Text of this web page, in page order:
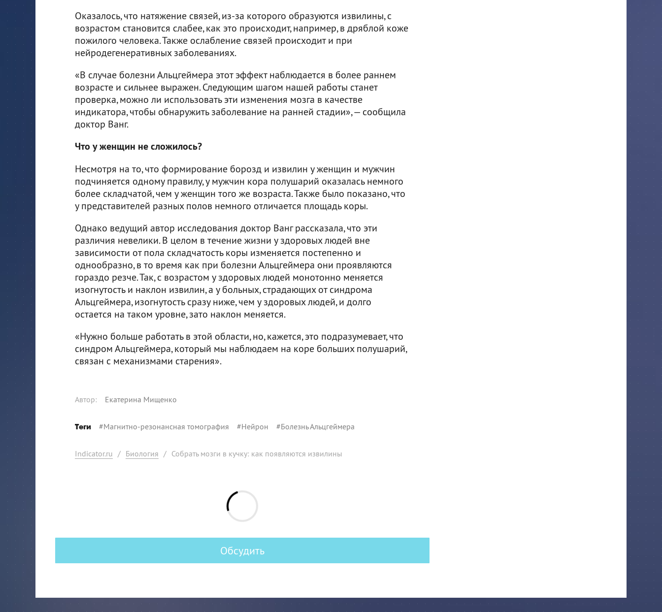
Оказалось, что натяжение связей, из-за которого образуются извилины, с
возрастом становится слабее, как это происходит, например, в дряблой коже
пожилого человека. Также ослабление связей происходит и при
нейродегенеративных заболеваниях.
«В случае болезни Альцгеймера этот эффект наблюдается в более раннем
возрасте и сильнее выражен. Следующим шагом нашей работы станет
проверка, можно ли использовать эти изменения мозга в качестве
индикатора, чтобы обнаружить заболевание на ранней стадии», — сообщила
доктор Ванг.
Что у женщин не сложилось?
Несмотря на то, что формирование борозд и извилин у женщин и мужчин
подчиняется одному правилу, у мужчин кора полушарий оказалась немного
более складчатой, чем у женщин того же возраста. Также было показано, что
у представителей разных полов немного отличается площадь коры.
Однако ведущий автор исследования доктор Ванг рассказала, что эти
различия невелики. В целом в течение жизни у здоровых людей вне
зависимости от пола складчатость коры изменяется постепенно и
однообразно, в то время как при болезни Альцгеймера они проявляются
гораздо резче. Так, с возрастом у здоровых людей монотонно меняется
изогнутость и наклон извилин, а у больных, страдающих от синдрома
Альцгеймера, изогнутость сразу ниже, чем у здоровых людей, и долго
остается на таком уровне, зато наклон меняется.
«Нужно больше работать в этой области, но, кажется, это подразумевает, что
синдром Альцгеймера, который мы наблюдаем на коре больших полушарий,
связан с механизмами старения».
Автор: Екатерина Мищенко
Теги #Магнитно-резонансная томография #Нейрон #Болезнь Альцгеймера
Indicator.ru / Биология / Собрать мозги в кучку: как появляются извилины
Обсудить